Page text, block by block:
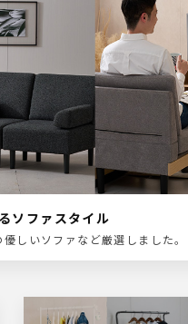
ソファスタイル
しいソファなど厳選しました。